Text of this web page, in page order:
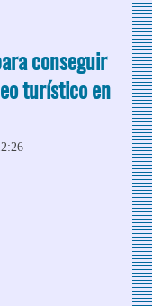
conseguir
turístico en